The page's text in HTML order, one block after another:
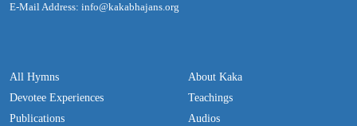
E-Mail Address: info@kakabhajans.org
All Hymns
Devotee Experiences
Publications
About Kaka
Teachings
Audios